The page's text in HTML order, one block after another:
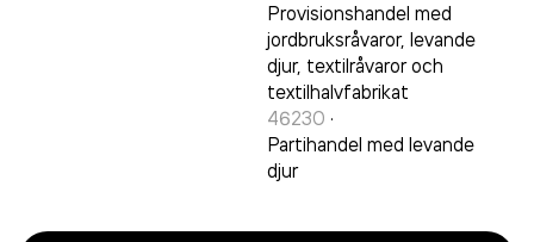
Provisionshandel med
jordbruksråvaror, levande
djur, textilråvaror och
textilhalvfabrikat
46230 ·
Partihandel med levande
djur